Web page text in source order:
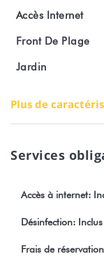
local)
Activités Nautiques
Numéro
Les fêtes et les
Toute réservation
sans réserve de
Accès Internet
Front De Plage
Jardin
Plus de
Services
Accès à internet:
Désinfection: Inclus
Frais de